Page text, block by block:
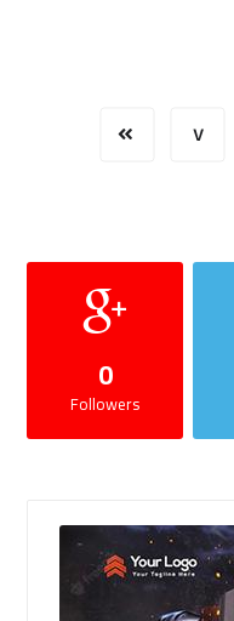
٧
0
Followers